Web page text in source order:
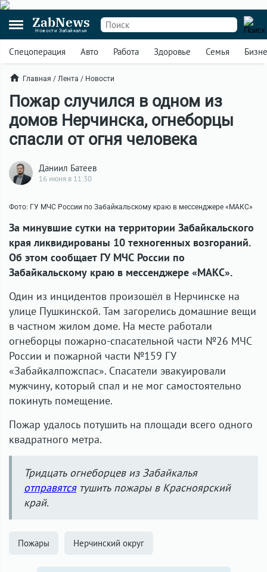
ZabNews
Новости Забайкалья
Спецоперация Авто Работа Здоровье Семья
Главная / Лента / Новости
Пожар случился в одном из
домов Нерчинска, огнеборцы
спасли от огня человека
Даниил Батеев
16 июня в 11:30
Фото: ГУ МЧС России по Забайкальскому краю в мессенджере «МАКС»
За минувшие сутки на территории Забайкальского
края ликвидированы 10 техногенных возгораний.
Об этом сообщает ГУ МЧС России по
Забайкальскому краю в мессенджере «МАКС».
Один из инцидентов произошёл в Нерчинске на
улице Пушкинской. Там загорелись домашние вещи
в частном жилом доме. На месте работали
огнеборцы пожарно-спасательной части №26 МЧС
России и пожарной части №159 ГУ
«Забайкалпожспас». Спасатели эвакуировали
мужчину, который спал и не мог самостоятельно
покинуть помещение.
Пожар удалось потушить на площади всего одного
квадратного метра.
Тридцать огнеборцев из Забайкалья
отправятсятушить пожары в Красноярский
край.
Пожары Нерчинский округ